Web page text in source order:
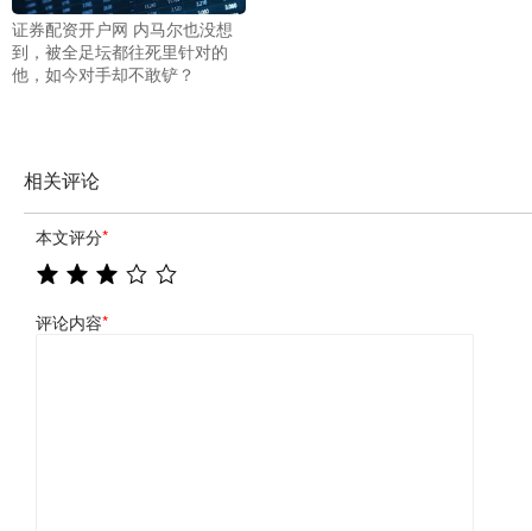
证券配资开户网 内马尔也没想
到，被全足坛都往死里针对的
他，如今对手却不敢铲？
相关评论
本文评分*
评论内容*